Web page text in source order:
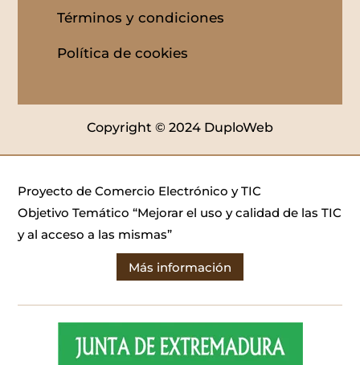
Términos y condiciones
Política de cookies
Copyright © 2024 DuploWeb
Proyecto de Comercio Electrónico y TIC
Objetivo Temático “Mejorar el uso y calidad de las TIC
y al acceso a las mismas”
Más información